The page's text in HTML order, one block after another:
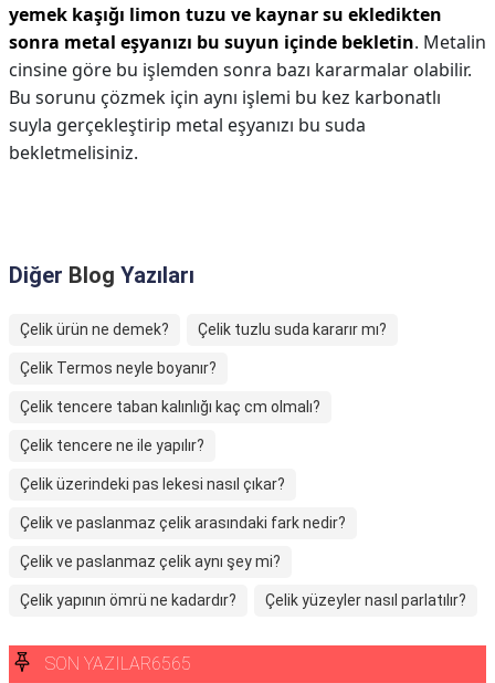
yemek kaşığı limon tuzu ve kaynar su ekledikten
sonra metal eşyanızı bu suyun içinde bekletin. Metalin
cinsine göre bu işlemden sonra bazı kararmalar olabilir.
Bu sorunu çözmek için aynı işlemi bu kez karbonatlı
suyla gerçekleştirip metal eşyanızı bu suda
bekletmelisiniz.
Diğer Blog Yazıları
Çelik ürün ne demek? Çelik tuzlu suda kararır mı?
Çelik Termos neyle boyanır?
Çelik tencere taban kalınlığı kaç cm olmalı?
Çelik tencere ne ile yapılır?
Çelik üzerindeki pas lekesi nasıl çıkar?
Çelik ve paslanmaz çelik arasındaki fark nedir?
Çelik ve paslanmaz çelik aynı şey mi?
Çelik yapının ömrü ne kadardır? Çelik yüzeyler nasıl parlatılır?
SON YAZILAR6565